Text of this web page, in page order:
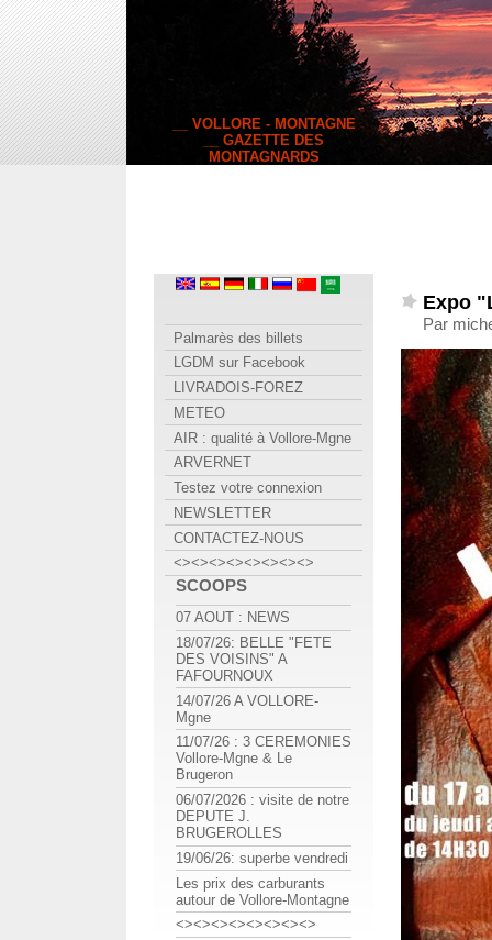
__ VOLLORE - MONTAGNE
__ GAZETTE DES
MONTAGNARDS
Expo
Par
Palmarès des billets
LGDM sur Facebook
LIVRADOIS-FOREZ
METEO
AIR : qualité à Vollore-Mgne
ARVERNET
Testez votre connexion
NEWSLETTER
CONTACTEZ-NOUS
<><><><><><><><>
SCOOPS
07 AOUT : NEWS
18/07/26: BELLE "FETE
DES VOISINS" A
FAFOURNOUX
14/07/26 A VOLLORE-
Mgne
11/07/26 : 3 CEREMONIES
Vollore-Mgne & Le
Brugeron
06/07/2026 : visite de notre
DEPUTE J.
BRUGEROLLES
19/06/26: superbe vendredi
Les prix des carburants
autour de Vollore-Montagne
<><><><><><><><>